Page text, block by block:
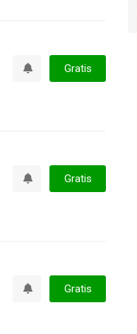
Gratis
Gratis
Gratis